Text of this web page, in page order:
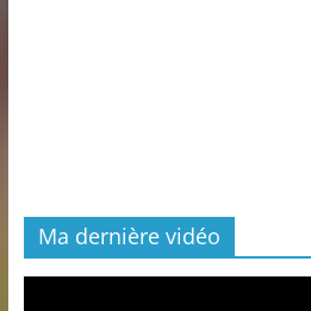
Ma dernière vidéo